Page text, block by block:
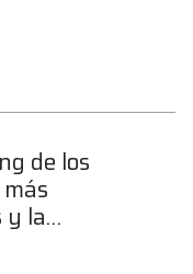
de los
y la